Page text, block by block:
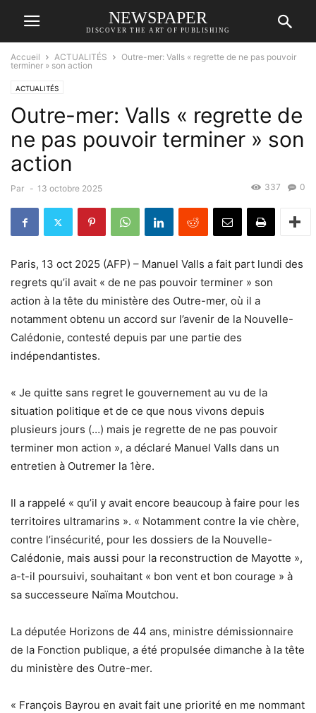
NEWSPAPER
DISCOVER THE ART OF PUBLISHING
Accueil ACTUALITÉS
Outre-mer: Valls « regrette de ne pas pouvoir
terminer » son action
ACTUALITÉS
Outre-mer: Valls « regrette de
ne pas pouvoir terminer » son
action
Par - 13 octobre 2025 0
337
Paris, 13 oct 2025 (AFP) – Manuel Valls a fait part lundi des
regrets qu’il avait « de ne pas pouvoir terminer » son
action à la tête du ministère des Outre-mer, où il a
notamment obtenu un accord sur l’avenir de la Nouvelle-
Calédonie, contesté depuis par une partie des
indépendantistes.
« Je quitte sans regret le gouvernement au vu de la
situation politique et de ce que nous vivons depuis
plusieurs jours (…) mais je regrette de ne pas pouvoir
terminer mon action », a déclaré Manuel Valls dans un
entretien à Outremer la 1ère.
Il a rappelé « qu’il y avait encore beaucoup à faire pour les
territoires ultramarins ». « Notamment contre la vie chère,
contre l’insécurité, pour les dossiers de la Nouvelle-
Calédonie, mais aussi pour la reconstruction de Mayotte »,
a-t-il poursuivi, souhaitant « bon vent et bon courage » à
sa successeure Naïma Moutchou.
La députée Horizons de 44 ans, ministre démissionnaire
de la Fonction publique, a été propulsée dimanche à la tête
du ministère des Outre-mer.
« François Bayrou en avait fait une priorité en me nommant